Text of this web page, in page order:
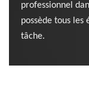
professionnel
possède tous les
tâche.